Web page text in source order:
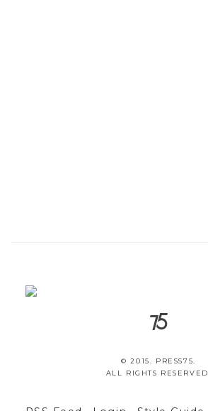
© 2015. PRESS75.
ALL RIGHTS RESERVED.